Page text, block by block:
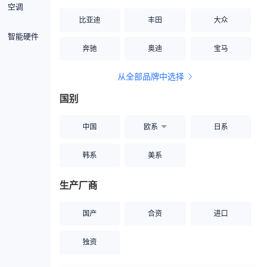
空调
智能硬件
比亚迪 丰田 大众
奔驰 奥迪 宝马
从全部品牌中选择
国别
中国 欧系 日系
韩系 美系
生产厂商
国产 合资 进口
独资